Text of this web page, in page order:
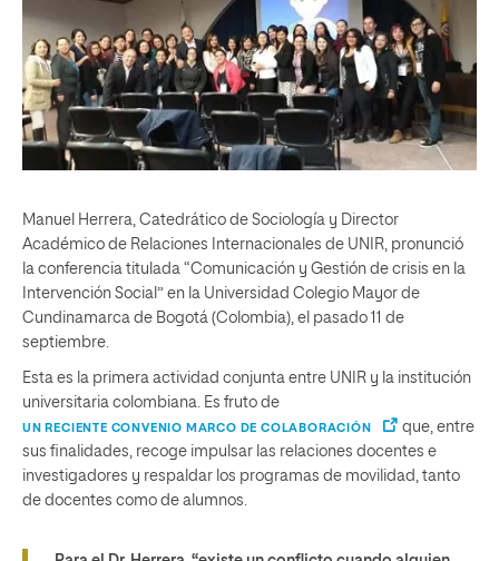
Manuel Herrera, Catedrático de Sociología y Director
Académico de Relaciones Internacionales de UNIR, pronunció
la conferencia titulada “Comunicación y Gestión de crisis en la
Intervención Social” en la Universidad Colegio Mayor de
Cundinamarca de Bogotá (Colombia), el pasado 11 de
septiembre.
Esta es la primera actividad conjunta entre UNIR y la institución
universitaria colombiana. Es fruto de
UN RECIENTE CONVENIO MARCO DE COLABORACIÓN
que, entre
sus finalidades, recoge impulsar las relaciones docentes e
investigadores y respaldar los programas de movilidad, tanto
de docentes como de alumnos.